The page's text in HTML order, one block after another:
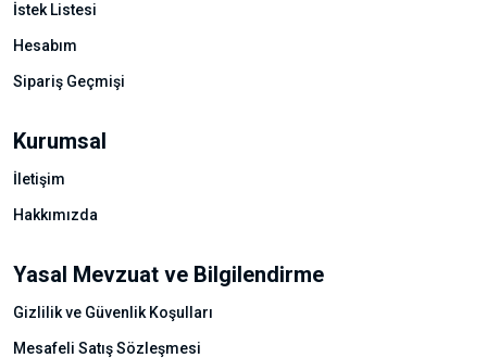
İstek Listesi
Hesabım
Sipariş Geçmişi
Kurumsal
İletişim
Hakkımızda
Yasal Mevzuat ve Bilgilendirme
Gizlilik ve Güvenlik Koşulları
Mesafeli Satış Sözleşmesi